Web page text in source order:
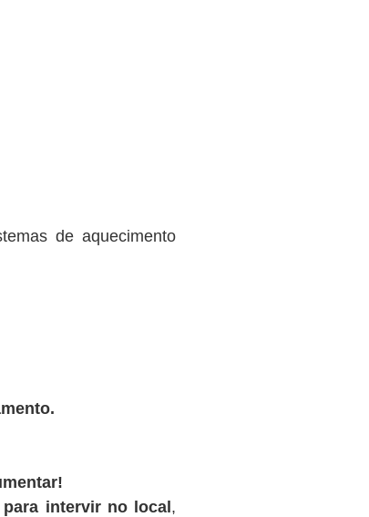
de aquecimento
intervir no local ,